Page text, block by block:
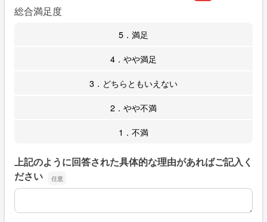
総合満足度
5．満足
4．やや満足
3．どちらともいえない
2．やや不満
1．不満
上記のように回答された具体的な理由があればご記入く
ださい
上記のように回答された具体的な理由があればご記入くだ